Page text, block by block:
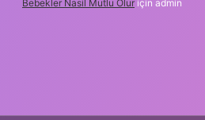
Bebekler Nasil Mutlu Olur için admin